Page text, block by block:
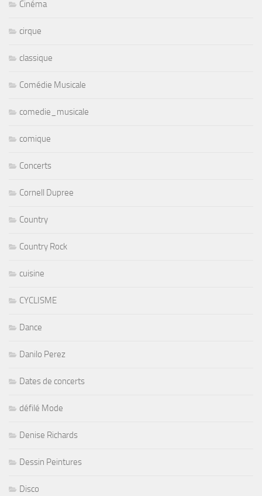
Cinéma
cirque
classique
Comédie Musicale
comedie_musicale
comique
Concerts
Cornell Dupree
Country
Country Rock
cuisine
CYCLISME
Dance
Danilo Perez
Dates de concerts
défilé Mode
Denise Richards
Dessin Peintures
Disco